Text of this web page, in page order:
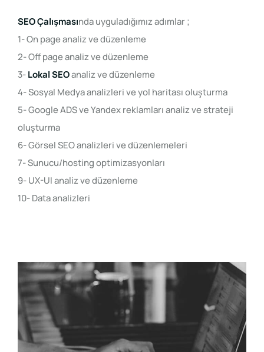
SEO Çalışmasında uyguladığımız adımlar ;
1- On page analiz ve düzenleme
2- Off page analiz ve düzenleme
3-Lokal SEOanaliz ve düzenleme
4- Sosyal Medya analizleri ve yol haritası oluşturma
5- Google ADS ve Yandex reklamları analiz ve strateji
oluşturma
6- Görsel SEO analizleri ve düzenlemeleri
7- Sunucu/hosting optimizasyonları
9- UX-UI analiz ve düzenleme
10- Data analizleri